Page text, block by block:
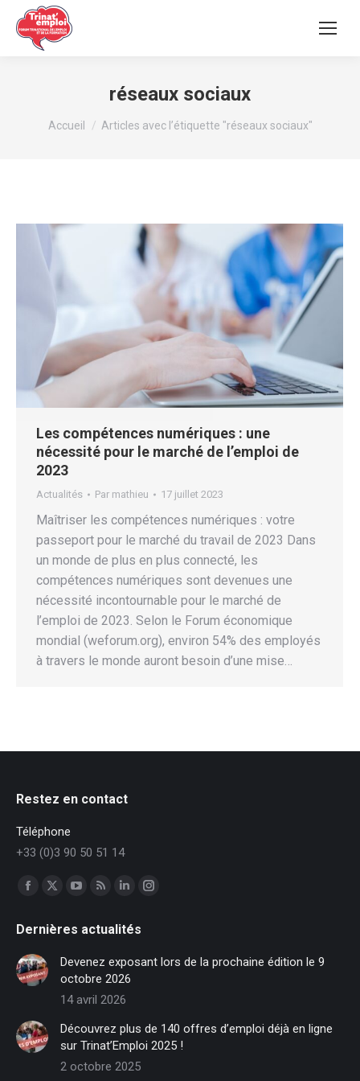
réseaux sociaux
Vous êtes ici :
Accueil Articles avec l’étiquette "réseaux sociaux"
Les compétences numériques : une
nécessité pour le marché de l’emploi de
2023
Actualités Par mathieu 17 juillet 2023
Maîtriser les compétences numériques : votre
passeport pour le marché du travail de 2023 Dans
un monde de plus en plus connecté, les
compétences numériques sont devenues une
nécessité incontournable pour le marché de
l’emploi de 2023. Selon le Forum économique
mondial (weforum.org), environ 54% des employés
à travers le monde auront besoin d’une mise…
Restez en contact
Téléphone
+33 (0)3 90 50 51 14
Trouvez nous sur :
Facebook
opens
in
new
window
X
opens
new
window
opens
in
new
window
opens
in
new
window
LinkedIn
opens
in
new
window
Instagram
in
Dernières actualités
Devenez exposant lors de la prochaine édition le 9
octobre 2026
14 avril 2026
Découvrez plus de 140 offres d’emploi déjà en ligne
sur Trinat’Emploi 2025 !
2 octobre 2025